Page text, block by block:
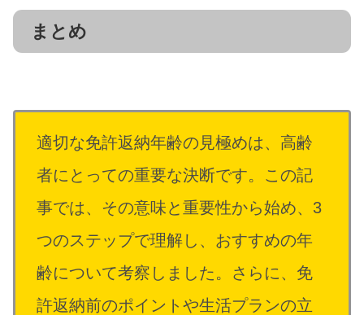
まとめ
適切な免許返納年齢の見極めは、高齢
者にとっての重要な決断です。この記
事では、その意味と重要性から始め、3
つのステップで理解し、おすすめの年
齢について考察しました。さらに、免
許返納前のポイントや生活プランの立